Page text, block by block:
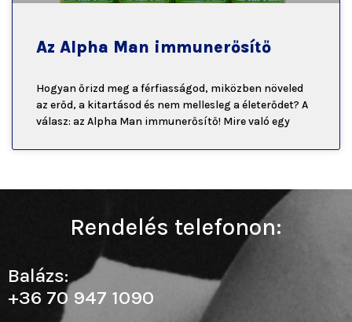
Az Alpha Man immunerősítő
Hogyan őrizd meg a férfiasságod, miközben növeled
az erőd, a kitartásod és nem mellesleg a életerődet? A
válasz: az Alpha Man immunerősítő! Mire való egy
Rendelés telefonon:
Balázs:
+36 70 947 1090